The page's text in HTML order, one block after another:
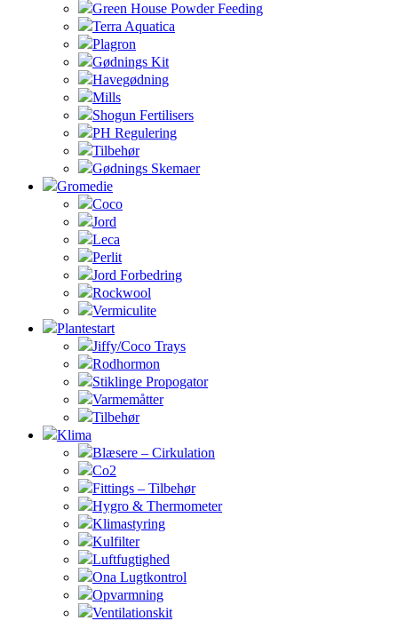
Green House Powder Feeding
Terra Aquatica
Plagron
Gødnings Kit
Havegødning
Mills
Shogun Fertilisers
PH Regulering
Tilbehør
Gødnings Skemaer
Gromedie
Coco
Jord
Leca
Perlit
Jord Forbedring
Rockwool
Vermiculite
Plantestart
Jiffy/Coco Trays
Rodhormon
Stiklinge Propogator
Varmemåtter
Tilbehør
Klima
Blæsere – Cirkulation
Co2
Fittings – Tilbehør
Hygro & Thermometer
Klimastyring
Kulfilter
Luftfugtighed
Ona Lugtkontrol
Opvarmning
Ventilationskit